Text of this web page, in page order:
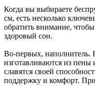
Когда вы выбираете
см, есть несколько
обратить внимание,
здоровый сон.
Во-первых, наполнитель.
изготавливаются из пены
славятся своей
поддержку и комфорт.